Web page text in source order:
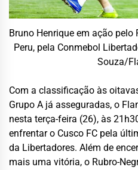
Bruno Henrique em ação
Peru, pela Conmebol
Souza/
Com a classificação às
Grupo A já asseguradas, o
nesta terça-feira (26), às
enfrentar o Cusco FC pela
da Libertadores. Além de
mais uma vitória, o Rubro-